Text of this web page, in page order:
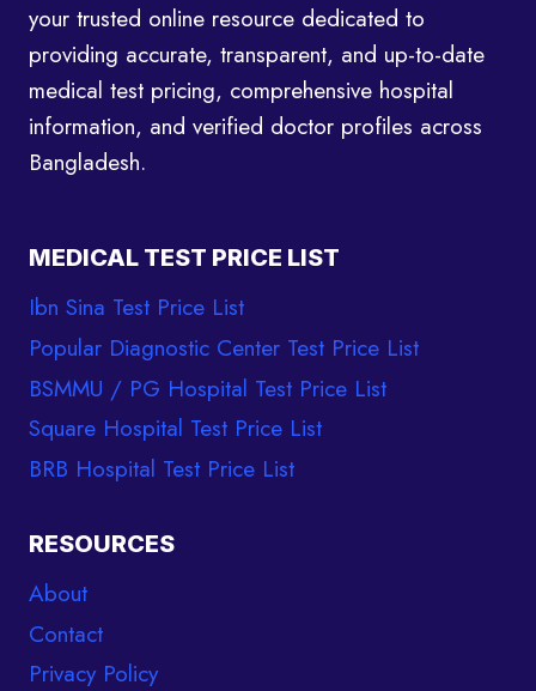
your trusted online resource dedicated to
providing accurate, transparent, and up-to-date
medical test pricing, comprehensive hospital
information, and verified doctor profiles across
Bangladesh.
MEDICAL TEST PRICE LIST
Ibn Sina Test Price List
Popular Diagnostic Center Test Price List
BSMMU / PG Hospital Test Price List
Square Hospital Test Price List
BRB Hospital Test Price List
RESOURCES
About
Contact
Privacy Policy